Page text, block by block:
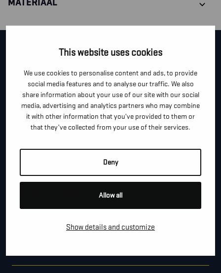
This website uses cookies
We use cookies to personalise content and ads, to provide
social media features and to analyse our traffic. We also
share information about your use of our site with our social
media, advertising and analytics partners who may combine
it with other information that you’ve provided to them or
that they’ve collected from your use of their services.
Deny
Allow all
Show details and customize
MATERIAAL
CONTACTEER ONS!
Je kan dit formulier gebruiken om meer informatie te
vragen, een afspraak te maken of gewoon om even
hallo te zeggen.
" geeft vereiste velden aan
VOOR- EN ACHTERNAAM *